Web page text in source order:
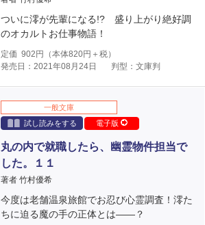
ついに澪が先輩になる!? 盛り上がり絶好調
のオカルトお仕事物語！
定価 902 円（本体820円＋税）
発売日：2021年08月24日
判型：文庫判
一般文庫
試し読みをする
電子版
丸の内で就職したら、幽霊物件担当で
した。１１
著者 竹村優希
今度は老舗温泉旅館でお忍び心霊調査！澪た
ちに迫る魔の手の正体とは――？